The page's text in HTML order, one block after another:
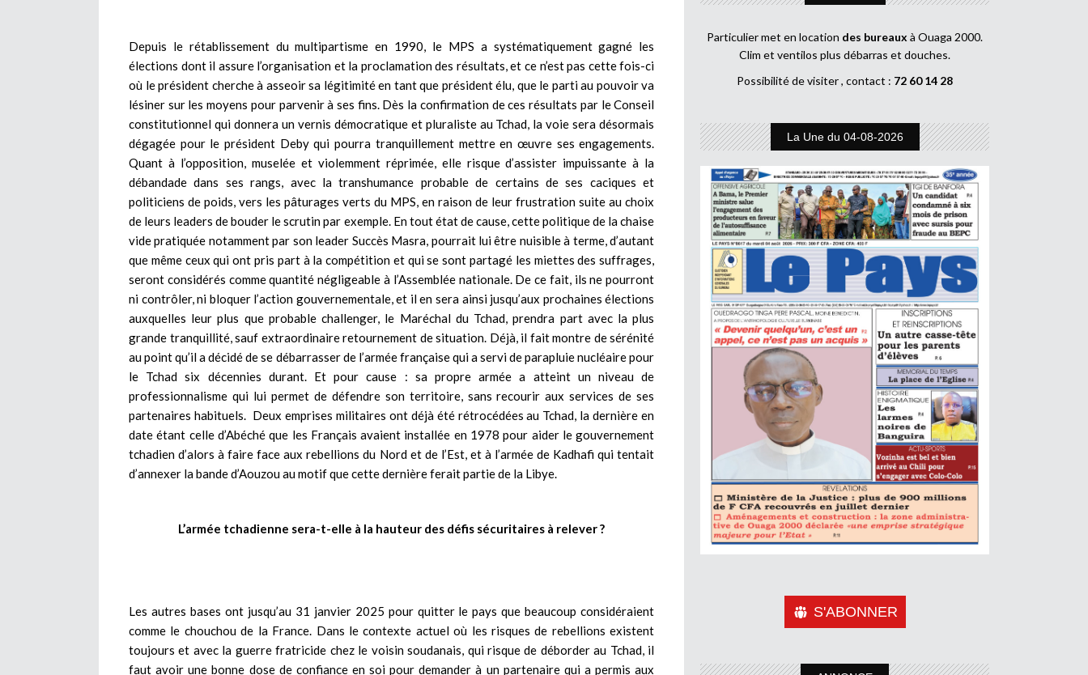
Depuis le rétablissement du multipartisme en 1990, le MPS a systématiquement gagné les
élections dont il assure l’organisation et la proclamation des résultats, et ce n’est pas cette fois-ci
où le président cherche à asseoir sa légitimité en tant que président élu, que le parti au pouvoir va
lésiner sur les moyens pour parvenir à ses fins. Dès la confirmation de ces résultats par le Conseil
constitutionnel qui donnera un vernis démocratique et pluraliste au Tchad, la voie sera désormais
dégagée pour le président Deby qui pourra tranquillement mettre en œuvre ses engagements.
Quant à l’opposition, muselée et violemment réprimée, elle risque d’assister impuissante à la
débandade dans ses rangs, avec la transhumance probable de certains de ses caciques et
politiciens de poids, vers les pâturages verts du MPS, en raison de leur frustration suite au choix
de leurs leaders de bouder le scrutin par exemple. En tout état de cause, cette politique de la chaise
vide pratiquée notamment par son leader Succès Masra, pourrait lui être nuisible à terme, d’autant
que même ceux qui ont pris part à la compétition et qui se sont partagé les miettes des suffrages,
seront considérés comme quantité négligeable à l’Assemblée nationale. De ce fait, ils ne pourront
ni contrôler, ni bloquer l’action gouvernementale, et il en sera ainsi jusqu’aux prochaines élections
auxquelles leur plus que probable challenger, le Maréchal du Tchad, prendra part avec la plus
grande tranquillité, sauf extraordinaire retournement de situation. Déjà, il fait montre de sérénité
au point qu’il a décidé de se débarrasser de l’armée française qui a servi de parapluie nucléaire pour
le Tchad six décennies durant. Et pour cause : sa propre armée a atteint un niveau de
professionnalisme qui lui permet de défendre son territoire, sans recourir aux services de ses
partenaires habituels. Deux emprises militaires ont déjà été rétrocédées au Tchad, la dernière en
date étant celle d’Abéché que les Français avaient installée en 1978 pour aider le gouvernement
tchadien d’alors à faire face aux rebellions du Nord et de l’Est, et à l’armée de Kadhafi qui tentait
d’annexer la bande d’Aouzou au motif que cette dernière ferait partie de la Libye.
L’armée tchadienne sera-t-elle à la hauteur des défis sécuritaires à relever ?
Les autres bases ont jusqu’au 31 janvier 2025 pour quitter le pays que beaucoup considéraient
comme le chouchou de la France. Dans le contexte actuel où les risques de rebellions existent
toujours et avec la guerre fratricide chez le voisin soudanais, qui risque de déborder au Tchad, il
faut avoir une bonne dose de confiance en soi pour demander à un partenaire qui a permis aux
Particulier met en location des bureaux à Ouaga 2000.
Clim et ventilos plus débarras et douches.
Possibilité de visiter , contact : 72 60 14 28
La Une du 04-08-2026
S'ABONNER